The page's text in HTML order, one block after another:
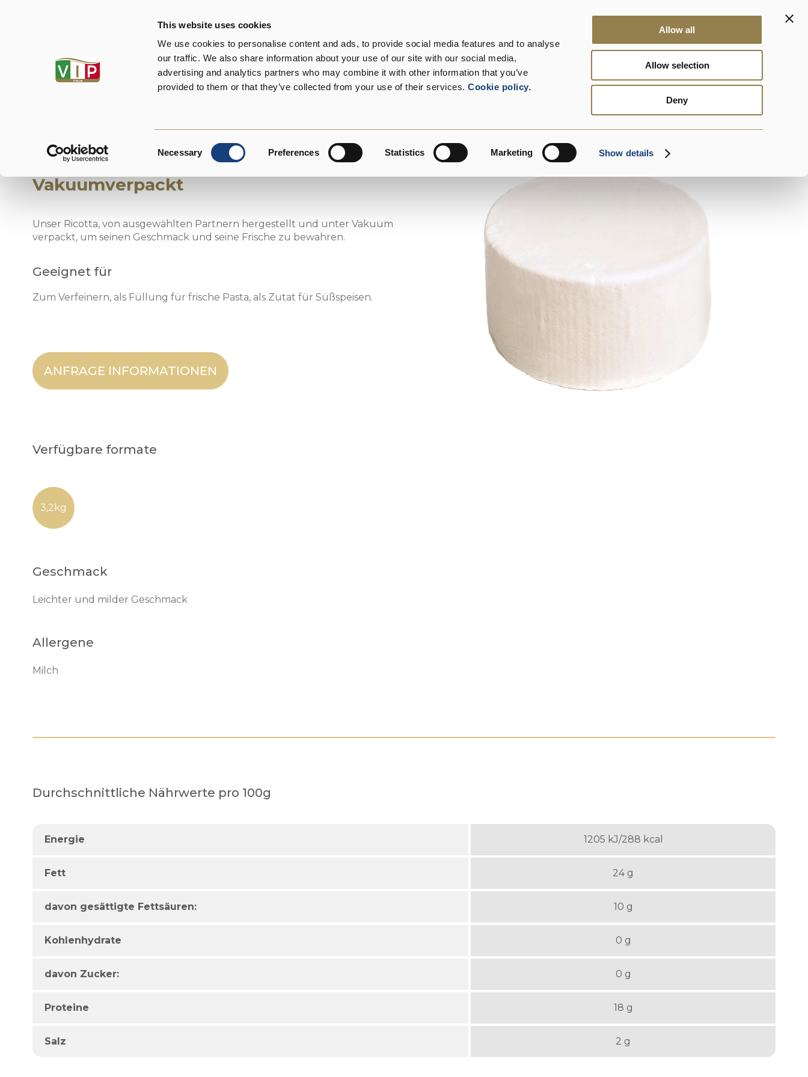
This website uses cookies
We use cookies to personalise content and ads, to provide social media features and to analyse
our traffic. We also share information about your use of our site with our social media,
advertising and analytics partners who may combine it with other information that you’ve
provided to them or that they’ve collected from your use of their services. Cookie policy.
Necessary Preferences Statistics Marketing Show details
Allow all
Allow selection
Deny
Wer wir sind DalterFood
VIP Italia Unsere Produkte Ricotta Vakuumverpackt
Ricotta
Vakuumverpackt
Unser Ricotta, von ausgewählten Partnern hergestellt und unter Vakuum
verpackt, um seinen Geschmack und seine Frische zu bewahren.
Geeignet für
Zum Verfeinern, als Füllung für frische Pasta, als Zutat für Süßspeisen.
ANFRAGE INFORMATIONEN
Verfügbare formate
3,2kg
Geschmack
Leichter und milder Geschmack
Allergene
Milch
Durchschnittliche Nährwerte pro 100g
Energie 1205 kJ/288 kcal
Fett 24 g
davon gesättigte Fettsäuren: 10 g
Kohlenhydrate 0 g
davon Zucker: 0 g
Proteine 18 g
Salz 2 g